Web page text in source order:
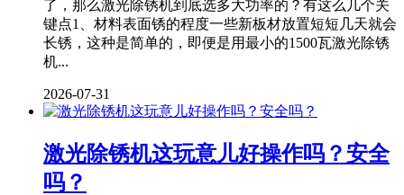
了，那么激光除锈机到底选多大功率的？有这么几个关
键点1、材料表面锈的程度一些新板材放置短短几天就会
长锈，这种是简单的，即便是用最小的1500瓦激光除锈
机...
2026-07-31
激光除锈机这玩意儿好操作吗？安全
吗？